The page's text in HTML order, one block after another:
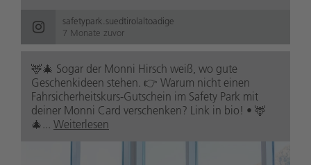
safetypark.suedtirolaltoadige
7 Monate zuvor
🦌🎄 Sogar der Monni Hirsch weiß, wo gute
Geschenkideen stehen. 👉 Warum nicht einen
Fahrsicherheitskurs-Gutschein im Safety Park mit
deiner Monni Card verschenken? Link in bio! • 🦌
🎄... Weiterlesen